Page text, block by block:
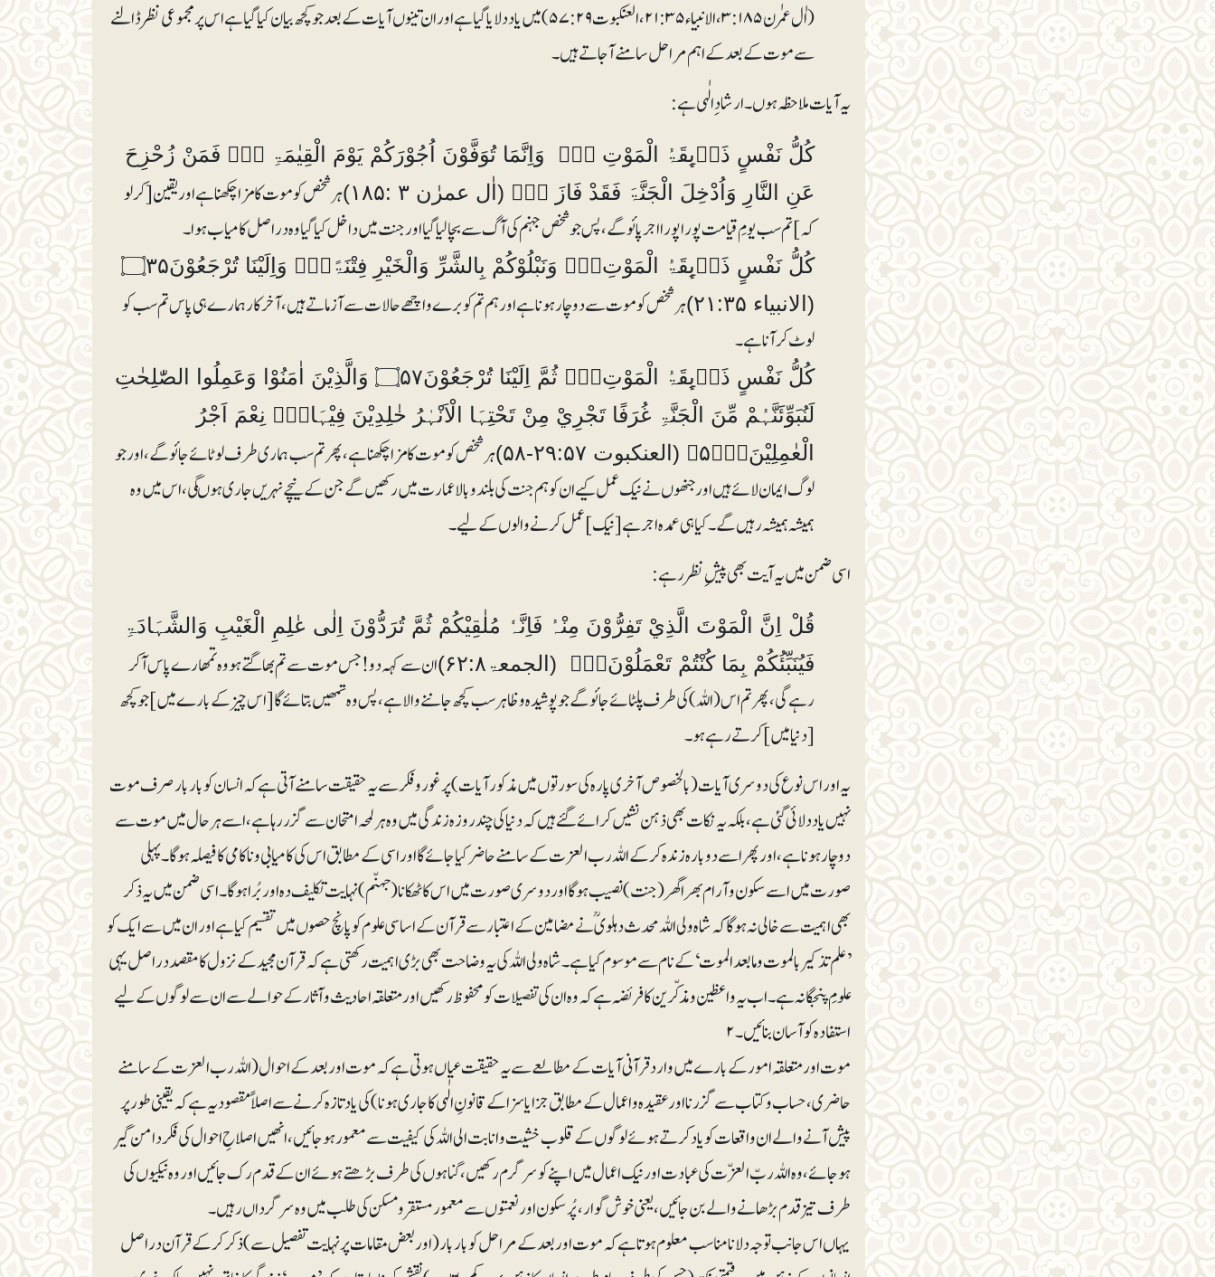
(اٰل عمرٰن۳:۱۸۵، الانبیاء۲۱:۳۵، العنکبوت۲۹: ۵۷) میں یاد دلایا گیا ہے اور ان تینوں آیات کے بعد جو کچھ بیان کیا گیا ہے اس پر مجموعی نظر ڈالنے
سے موت کے بعد کے اہم مراحل سامنے آجاتے ہیں۔
یہ آیات ملاحظہ ہو ں ۔ ارشاد ِالٰہی ہے:
كُلُّ نَفْسٍ ذَاۗىِٕقَۃُ الْمَوْتِ ۝۰ۭ وَاِنَّمَا تُوَفَّوْنَ اُجُوْرَكُمْ يَوْمَ الْقِيٰمَۃِ ۝۰ۭ فَمَنْ زُحْزِحَ
عَنِ النَّارِ وَاُدْخِلَ الْجَنَّۃَ فَقَدْ فَازَ ۝۰ۭ (اٰل عمرٰن ۳ :۱۸۵)
ہرشخص کو موت کا مزا چکھنا ہے اور یقین [کرلو
کہ] تم سب یومِ قیامت پورا پورا اجر پائو گے، پس جوشخص جہنم کی آگ سے بچالیا گیا اورجنت میں داخل کیا گیا وہ در اصل کامیاب ہوا ۔
كُلُّ نَفْسٍ ذَاۗىِٕقَۃُ الْمَوْتِ۝۰ۭ وَنَبْلُوْكُمْ بِالشَّرِّ وَالْخَيْرِ فِتْنَۃً۝۰ۭ وَاِلَيْنَا تُرْجَعُوْنَ۝۳۵
(الانبیاء ۲۱:۳۵)
ہر شخص کو موت سے دوچار ہونا ہے اور ہم تم کو برے و اچھے حالات سے آزماتے ہیں،آخر کار ہمارے ہی پاس تم سب کو
لوٹ کر آنا ہے۔
كُلُّ نَفْسٍ ذَاۗىِٕقَۃُ الْمَوْتِ۝۰ۣ ثُمَّ اِلَيْنَا تُرْجَعُوْنَ۝۵۷ وَالَّذِيْنَ اٰمَنُوْا وَعَمِلُوا الصّٰلِحٰتِ
لَنُبَوِّئَنَّہُمْ مِّنَ الْجَنَّۃِ غُرَفًا تَجْرِيْ مِنْ تَحْتِہَا الْاَنْہٰرُ خٰلِدِيْنَ فِيْہَا۝۰ۭ نِعْمَ اَجْرُ
الْعٰمِلِيْنَ۝۵۸ۤۖ (العنکبوت ۲۹:۵۷-۵۸)
ہر شخص کو موت کا مزا چکھنا ہے، پھر تم سب ہماری طرف لوٹائے جائو گے، اور جو
لوگ ایمان لائے ہیں اور جنھوں نے نیک عمل کیے ان کو ہم جنت کی بلند و بالا عمارت میں رکھیں گے جن کے نیچے نہریں جاری ہوںگی، اس میں وہ
ہمیشہ ہمیشہ رہیں گے ۔کیا ہی عمدہ اجر ہے [نیک] عمل کرنے والوں کے لیے ۔
اسی ضمن میں یہ آیت بھی پیشِ نظر رہے:
قُلْ اِنَّ الْمَوْتَ الَّذِيْ تَفِرُّوْنَ مِنْہُ فَاِنَّہٗ مُلٰقِيْكُمْ ثُمَّ تُرَدُّوْنَ اِلٰى عٰلِمِ الْغَيْبِ وَالشَّہَادَۃِ
فَيُنَبِّئُكُمْ بِمَا كُنْتُمْ تَعْمَلُوْنَ۝۸ۧ (الجمعۃ۶۲:۸)
ان سے کہہ دو! جس موت سے تم بھاگتے ہو وہ تمھارے پاس آکر
رہے گی،پھر تم اس (اللہ) کی طرف پلٹائے جائو گے جو پوشیدہ و ظاہر سب کچھ جاننے والا ہے، پس وہ تمھیں بتائے گا [اس چیز کے بارے میں] جو کچھ
[دنیا میں] کرتے رہے ہو۔
یہ اور اس نوع کی دوسری آیات ( بالخصوص آخری پارہ کی سورتوں میں مذکور آیات) پر غور وفکر سے یہ حقیقت سامنے آتی ہے کہ انسان کو بار بار صرف موت
نہیں یاد دلائی گئی ہے، بلکہ یہ نکات بھی ذہن نشیں کرائے گئے ہیں کہ دنیا کی چند روزہ زندگی میں وہ ہر لمحہ امتحان سے گزر رہا ہے، اسے ہرحال میں موت سے
دوچار ہونا ہے، اور پھر اسے دوبارہ زندہ کر کے اللہ رب العزت کے سامنے حاضر کیا جائے گا اور اسی کے مطابق اس کی کامیابی و ناکامی کا فیصلہ ہوگا۔ پہلی
صورت میں اسے سکون و آرام بھرا گھر( جنت) نصیب ہوگا اور دوسری صورت میں اس کا ٹھکانا ( جہنّم) نہایت تکلیف دہ اور بُرا ہوگا۔ اسی ضمن میں یہ ذکر
بھی اہمیت سے خالی نہ ہوگا کہ شاہ ولی اللہ محدث دہلوی ؒ نے مضامین کے اعتبار سے قرآن کے اساسی علوم کو پانچ حصوں میں تقسیم کیا ہے اور ان میں سے ایک کو
’علم تذکیر بالموت و ما بعد الموت‘ کے نام سے موسوم کیاہے ۔ شاہ ولی اللہ کی یہ وضاحت بھی بڑی اہمیت رکھتی ہے کہ قرآن مجید کے نزول کا مقصد در اصل یہی
علومِ پنجگانہ ہے۔ اب یہ واعظین و مذکّرین کا فریضہ ہے کہ وہ ان کی تفصیلات کو محفوظ رکھیں اور متعلقہ احادیث و آثار کے حوالے سے ان سے لوگوں کے لیے
استفادہ کو آسان بنائیں۔۲
موت ا ور متعلقہ امور کے بارے میں وارد قرآ نی آیات کے مطالعے سے یہ حقیقت عیاں ہوتی ہے کہ مو ت اور بعد کے احوال ( اللہ رب العزت کے سامنے
حاضر ی ،حساب و کتاب سے گزرنا اور عقیدہ واعمال کے مطابق جزا یا سزا کے قانونِ الٰہی کا جاری ہونا) کی یاد تازہ کرنے سے اصلاً مقصود یہ ہے کہ یقینی طور پر
پیش آنے والے ان واقعات کو یاد کر تے ہوئے لوگوں کے قلوب خشیت و انابت الی اللہ کی کیفیت سے معمور ہوجائیں، انھیں اصلاحِ احوال کی فکر دامن گیر
ہوجائے، وہ اللہ ربّ العزّت کی عبادت ا و ر نیک اعمال میں اپنے کو سرگرم رکھیں ، گناہوں کی طرف بڑھتے ہوئے ان کے قدم رک جائیں اور وہ نیکیوں کی
طرف تیز قدم بڑھانے والے بن جا ئیں ، یعنی خوش گوار، پُر سکون اور نعمتوں سے معمور مستقر و مسکن کی طلب میں وہ سرگرداں رہیں ۔
یہاں اس جانب توجہ دلانا مناسب معلوم ہوتا ہے کہ موت اور بعد کے مراحل کو بار بار (اور بعض مقامات پر نہایت تفصیل سے) ذکر کرکے قرآن در اصل